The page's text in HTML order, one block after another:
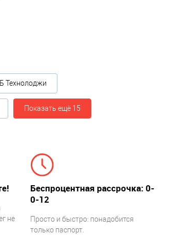
Технолоджи
Показать ещё 15
не
Беспроцентная рассрочка: 0-
0-12
Просто и быстро: понадобится
только паспорт.